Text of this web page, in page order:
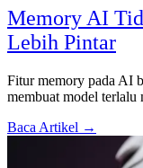
Memory AI
Lebih Pintar
Fitur memory pada AI
membuat model
Baca Artikel →